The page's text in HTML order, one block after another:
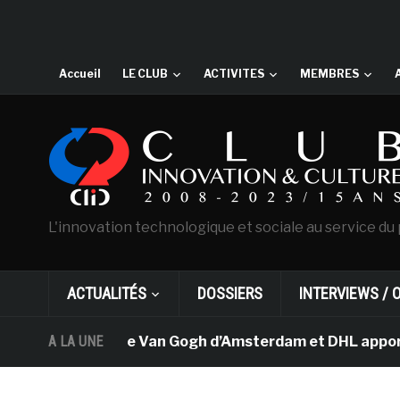
Accueil LE CLUB ACTIVITES MEMBRES
L'innovation technologique et sociale au service
ACTUALITÉS DOSSIERS INTERVIEWS /
A LA UNE
Le musée Van Gogh d’Amsterdam et DHL